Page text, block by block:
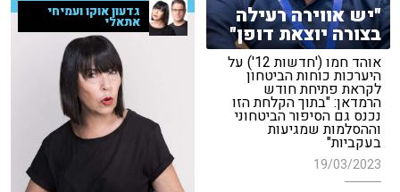
"יש אווירה רעילה
בצורה יוצאת דופן"
אוהד חמו ('חדשות 12') על
היערכות כוחות הביטחון
לקראת פתיחת חודש
הרמדאן: "בתוך הקלחת הזו
נכנס גם הסיפור הביטחוני
וההסלמות שמגיעות
בעקביות"
19/03/2023
גדעון אוקו ועמיחי
אתאלי